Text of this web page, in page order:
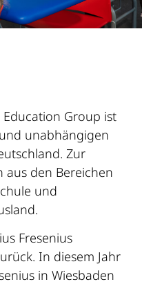
Education Group ist
unabhängigen
Zur
aus den Bereichen
und
Fresenius
In diesem Jahr
in Wiesbaden